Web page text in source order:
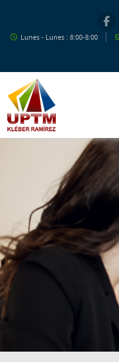
Lunes - Lunes : 8:00-8:00